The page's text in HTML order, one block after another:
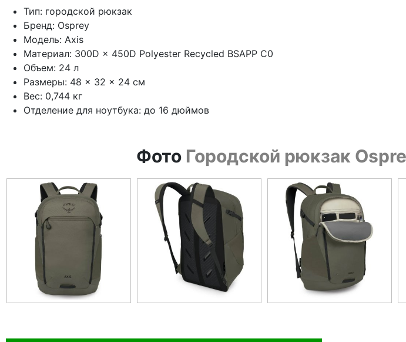
Тип: городской рюкзак
Бренд: Osprey
Модель: Axis
Материал: 300D × 450D Polyester Recycled BSAPP C0
Объем: 24 л
Размеры: 48 × 32 × 24 см
Вес: 0,744 кг
Отделение для ноутбука: до 16 дюймов
Фото Городской рюкзак